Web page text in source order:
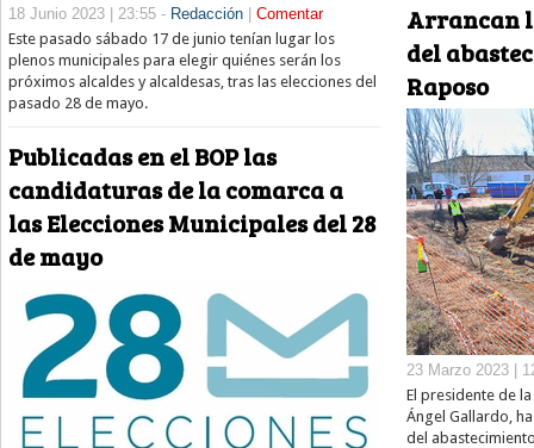
18 Junio 2023 | 23:55 - Redacción| Comentar
Este pasado sábado 17 de junio tenían lugar los
plenos municipales para elegir quiénes serán los
próximos alcaldes y alcaldesas, tras las elecciones del
pasado 28 de mayo.
Publicadas en el BOP las
candidaturas de la comarca a
las Elecciones Municipales del 28
de mayo
Arrancan
del
Raposo
23 Marzo 2023 |
El presidente de
Ángel Gallardo,
del